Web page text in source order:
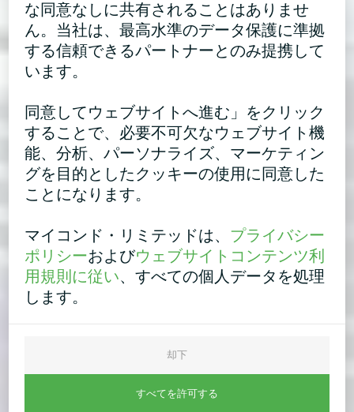
な同意なしに共有されることはありませ
ん。当社は、最高水準のデータ保護に準拠
する信頼できるパートナーとのみ提携して
います。
同意してウェブサイトへ進む」をクリック
することで、必要不可欠なウェブサイト機
能、分析、パーソナライズ、マーケティン
グを目的としたクッキーの使用に同意した
ことになります。
マイコンド・リミテッドは、 プライバシー
ポリシーおよびウェブサイトコンテンツ利
用規則に従い、すべての個人データを処理
します。
却下
すべてを許可する